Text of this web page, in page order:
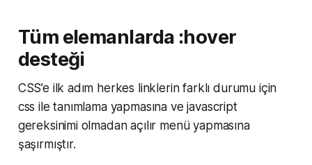
Tüm elemanlarda :hover
desteği
CSS’e ilk adım herkes linklerin farklı durumu için
css ile tanımlama yapmasına ve javascript
gereksinimi olmadan açılır menü yapmasına
şaşırmıştır.